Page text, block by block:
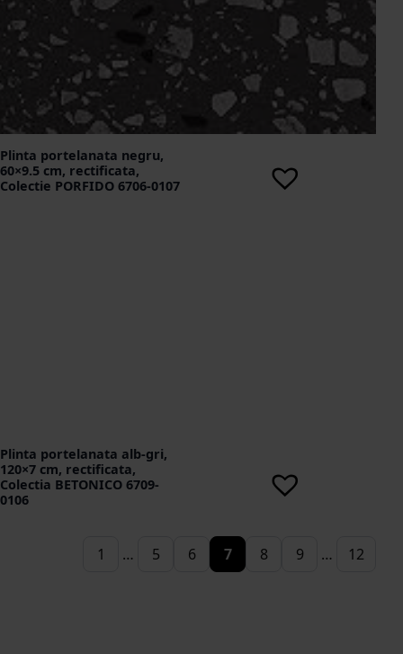
Plinta portelanata negru,
60×9.5 cm, rectificata,
Colectie PORFIDO 6706-0107
Plinta portelanata alb-gri,
120×7 cm, rectificata,
Colectia BETONICO 6709-
0106
1 … 5 6 7 8 9 … 12